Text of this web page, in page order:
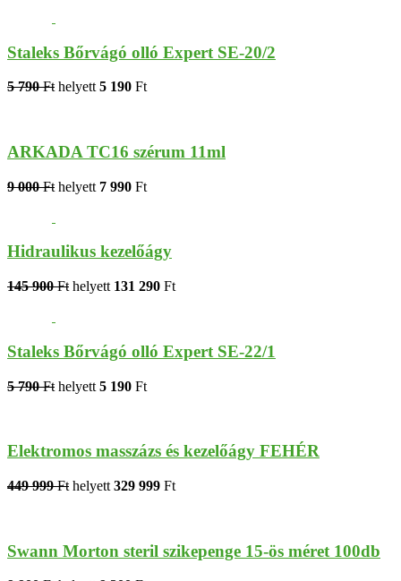
Staleks Bőrvágó olló Expert SE-20/2
5 790 Ft helyett 5 190 Ft
ARKADA TC16 szérum 11ml
9 000 Ft helyett 7 990 Ft
Hidraulikus kezelőágy
145 900 Ft helyett 131 290 Ft
Staleks Bőrvágó olló Expert SE-22/1
5 790 Ft helyett 5 190 Ft
Elektromos masszázs és kezelőágy FEHÉR
449 999 Ft helyett 329 999 Ft
Swann Morton steril szikepenge 15-ös méret 100db